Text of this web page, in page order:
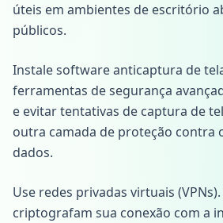
úteis em ambientes de escritório
públicos.
Instale software anticaptura de
ferramentas de segurança
e evitar tentativas de captura de
outra camada de proteção contra
dados.
Use redes privadas virtuais (VPNs).
criptografam sua conexão com a